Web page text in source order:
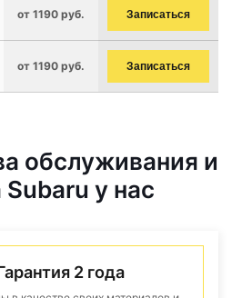
от 1190 руб. Записаться
от 1190 руб. Записаться
обслуживания и
у нас
2 года